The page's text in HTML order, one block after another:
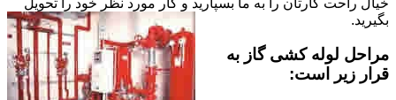
خیال راحت کارتان را به ما بسپارید و کار مورد نظر خود را تحویل
بگیرید.
مراحل لوله کشی گاز به
قرار زیر است: